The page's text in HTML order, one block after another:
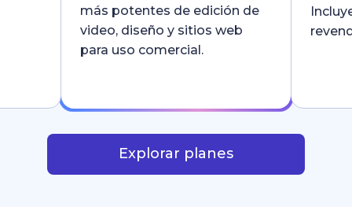
más potentes de edición de
video, diseño y sitios web
para uso comercial.
Explorar planes